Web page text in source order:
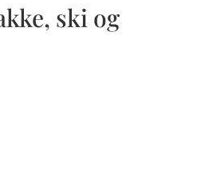
ski og